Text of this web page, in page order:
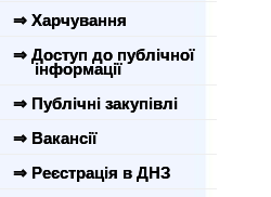
⇒ Харчування
⇒ Доступ до публічної
інформації
⇒ Публічні закупівлі
⇒ Вакансії
⇒ Реєстрація в ДНЗ